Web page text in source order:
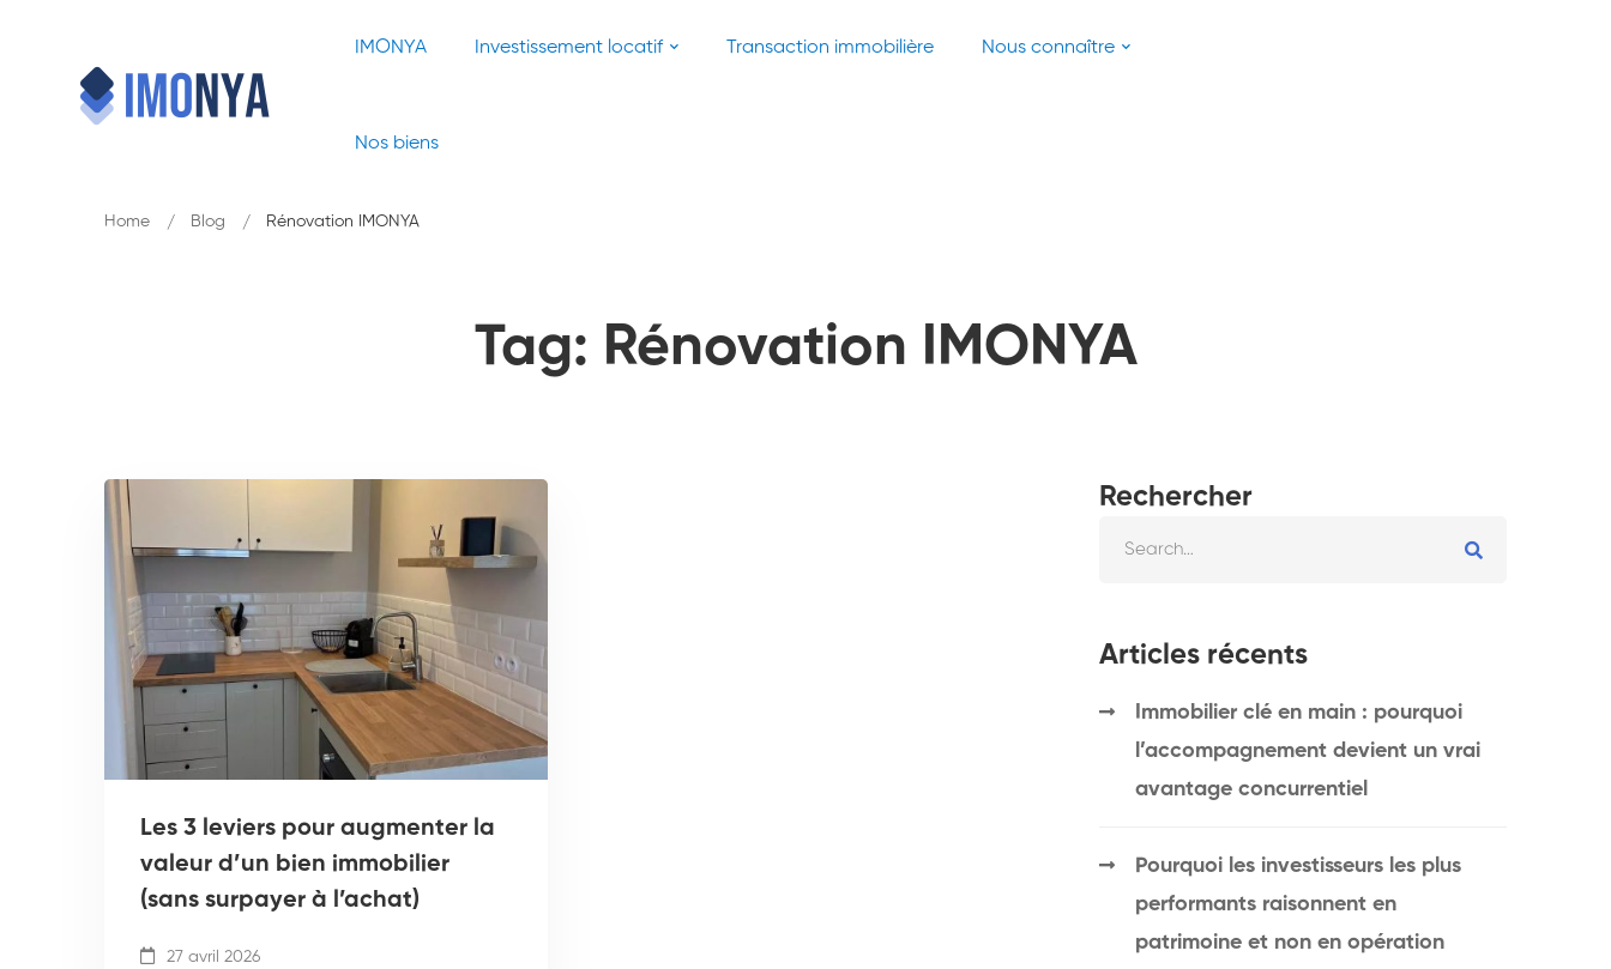
IMONYA Investissement locatif Transaction immobilière Nous connaître
Nos biens
Tag: Rénovation IMONYA
Home Blog Rénovation IMONYA
Les 3 leviers pour augmenter la
valeur d’un bien immobilier
(sans surpayer à l’achat)
27 avril 2026
Rechercher
Articles récents
Immobilier clé en main : pourquoi
l’accompagnement devient un vrai
avantage concurrentiel
Pourquoi les investisseurs les plus
performants raisonnent en
patrimoine et non en opération